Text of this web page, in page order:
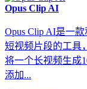
Opus Clip AI
Opus Clip AI是一
短视频片段的工具
将一个长视频生成
添加...